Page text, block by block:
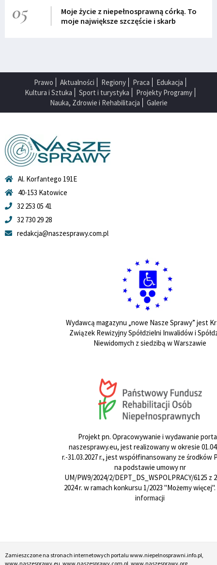
05
Moje życie z niepełnosprawną córką. To
moje największe szczęście i skarb
Prawo Aktualności Regiony Praca
Edukacja
Kultura i Sztuka
Sport i turystyka
Projekty Programy
Nauka, Zdrowie i Rehabilitacja
Galerie
Al. Korfantego 191E
40-153 Katowice
32 253 05 41
32 730 29 28
redakcja@naszesprawy.com.pl
Wydawcą magazynu „nowe Nasze Sprawy” jest
Związek Rewizyjny Spółdzielni Inwalidów i
Niewidomych z siedzibą w Warszawie
Projekt pn. Opracowywanie i wydawanie
naszesprawy.eu, jest realizowany w okresie
r.-31.03.2027 r., jest współfinansowany ze środków
na podstawie umowy nr
UM/PW9/2024/2/DEPT_DS_WSPOLPRACY/6125 z
2024 r. w ramach konkursu 1/2023 "Możemy więcej".
informacji
Zamieszczone na stronach internetowych portalu www.niepelnosprawni.info.pl,
www.naszesprawy.eu, www.naszesprawy.com.pl, www.naszesprawy.org,